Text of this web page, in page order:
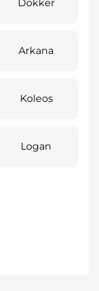
Dokker
Arkana
Koleos
Logan